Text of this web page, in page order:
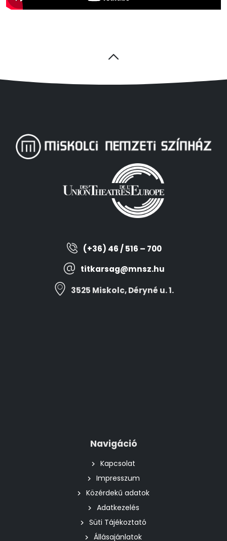
(+36) 46 / 516 – 700
titkarsag@mnsz.hu
3525 Miskolc, Déryné u. 1.
Navigáció
Kapcsolat
Impresszum
Közérdekű adatok
Adatkezelés
Süti Tájékoztató
Állásajánlatok